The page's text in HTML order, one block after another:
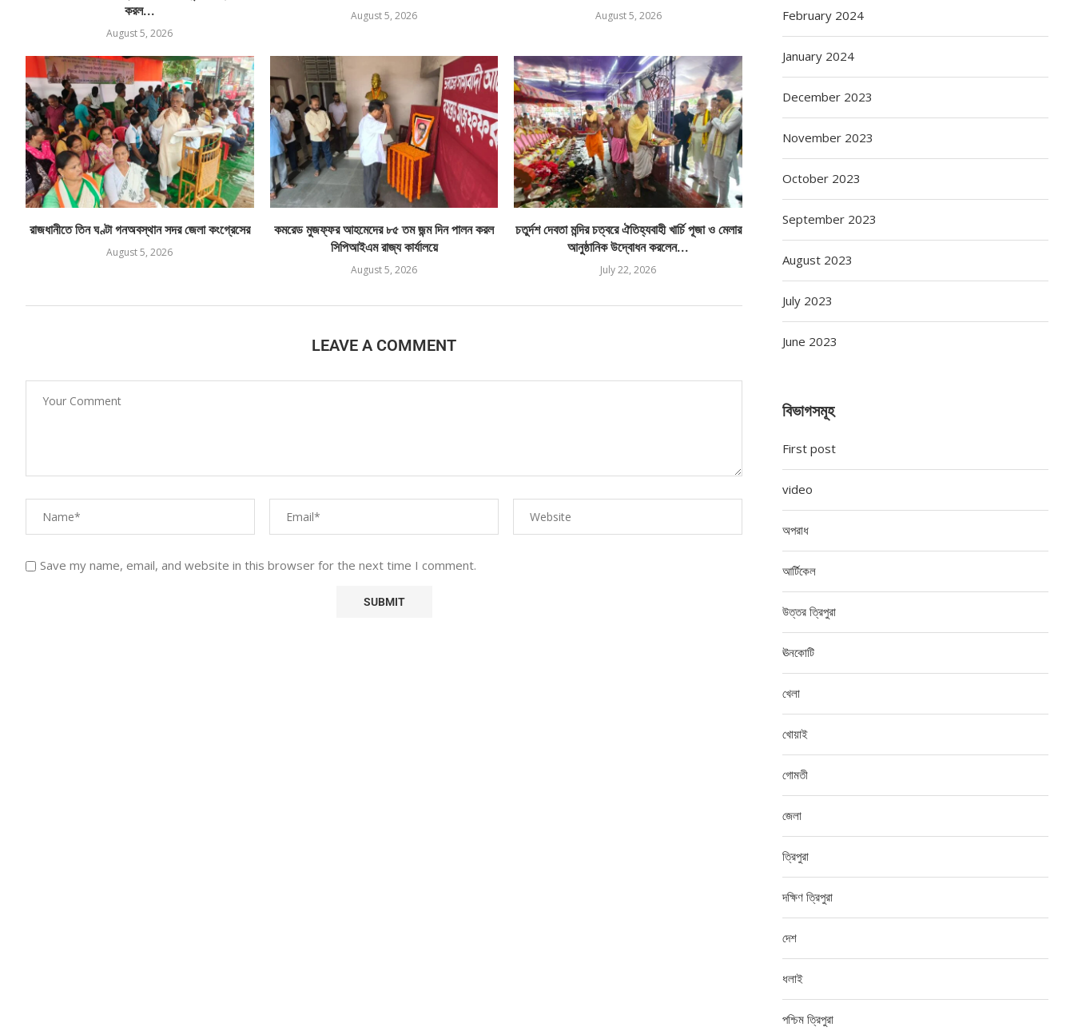
করল...
August 5, 2026
August 5, 2026 August 5, 2026
রাজধানীতে তিন ঘণ্টা গনঅবস্থান সদর জেলা কংগ্রেসের
August 5, 2026
কমরেড মুজফ্ফর আহমেদের ৮৫ তম জন্ম দিন পালন করল
সিপিআইএম রাজ্য কার্যালয়ে
August 5, 2026
চতুর্দশ দেবতা মন্দির চত্বরে ঐতিহ্যবাহী খার্চি পূজা ও মেলার
আনুষ্ঠানিক উদ্বোধন করলেন...
July 22, 2026
LEAVE A COMMENT
Save my name, email, and website in this browser for the next time I comment.
February 2024
January 2024
December 2023
November 2023
October 2023
September 2023
August 2023
July 2023
June 2023
বিভাগসমূহ
First post
video
অপরাধ
আর্টিকেল
উত্তর ত্রিপুরা
ঊনকোটি
খেলা
খোয়াই
গোমতী
জেলা
ত্রিপুরা
দক্ষিণ ত্রিপুরা
দেশ
ধলাই
পশ্চিম ত্রিপুরা